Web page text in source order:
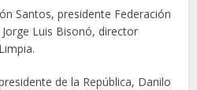
Santos, presidente Federación
Luis Bisonó, director
de la República, Danilo